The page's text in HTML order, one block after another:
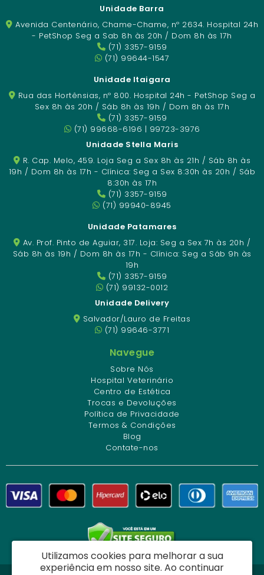
Unidade Barra
Avenida Centenário, Chame-Chame, nº 2634. Hospital 24h
- PetShop Seg a Sab 8h às 20h / Dom 8h às 17h
(71) 3357-9159
(71) 99644-1547
Unidade Itaigara
Rua das Hortênsias, nº 800. Hospital 24h - PetShop Seg a
Sex 8h às 20h / Sáb 8h às 19h / Dom 8h às 17h
(71) 3357-9159
(71) 99668-6196 | 99723-3976
Unidade Stella Maris
R. Cap. Melo, 459. Loja Seg a Sex 8h às 21h / Sáb 8h às
19h / Dom 8h às 17h - Clínica: Seg a Sex 8:30h às 20h / Sáb
8:30h às 17h
(71) 3357-9159
(71) 99940-8945
Unidade Patamares
Av. Prof. Pinto de Aguiar, 317. Loja: Seg a Sex 7h às 20h /
Sáb 8h às 19h / Dom 8h às 17h - Clínica: Seg a Sáb 9h às
19h
(71) 3357-9159
(71) 99132-0012
Unidade Delivery
Salvador/Lauro de Freitas
(71) 99646-3771
Navegue
Sobre Nós
Hospital Veterinário
Centro de Estética
Trocas e Devoluções
Política de Privacidade
Termos & Condições
Blog
Contate-nos
Utilizamos cookies para melhorar a sua
experiência em nosso site. Ao continuar